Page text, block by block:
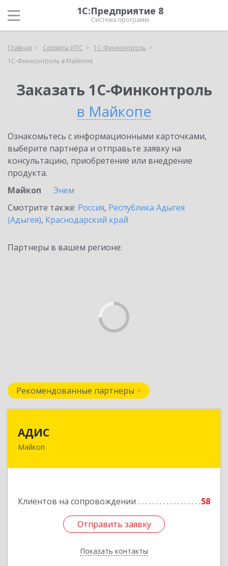
1С:Предприятие 8
Система программ
Главная Сервисы ИТС
1С-Финконтроль
1С-Финконтроль в Майкопе
Заказать 1С-Финконтроль
в Майкопе
Ознакомьтесь с информационными карточками,
выберите партнёра и отправьте заявку на
консультацию, приобретение или внедрение
продукта.
Майкоп
Энем
Смотрите также: Россия, Республика Адыгея
(Адыгея), Краснодарский край
Партнеры в вашем регионе:
Рекомендованные партнеры
АДИС
Майкоп
Клиентов на сопровождении 58
Отправить заявку
Показать контакты
Отправить заявку
Назад